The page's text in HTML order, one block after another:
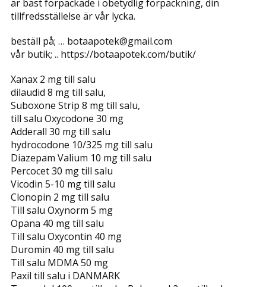
är bäst förpackade i obetydlig förpackning, din
tillfredsställelse är vår lycka.
beställ på; … botaapotek@gmail.com
vår butik; .. https://botaapotek.com/butik/
Xanax 2 mg till salu
dilaudid 8 mg till salu,
Suboxone Strip 8 mg till salu,
till salu Oxycodone 30 mg
Adderall 30 mg till salu
hydrocodone 10/325 mg till salu
Diazepam Valium 10 mg till salu
Percocet 30 mg till salu
Vicodin 5-10 mg till salu
Clonopin 2 mg till salu
Till salu Oxynorm 5 mg
Opana 40 mg till salu
Till salu Oxycontin 40 mg
Duromin 40 mg till salu
Till salu MDMA 50 mg
Paxil till salu i DANMARK